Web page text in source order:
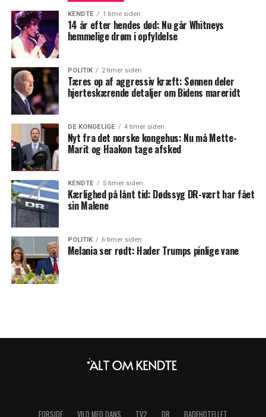
KENDTE 1 time siden
14 år efter hendes død: Nu går Whitneys
hemmelige drøm i opfyldelse
POLITIK 2 timer siden
Tæres op af aggressiv kræft: Sønnen deler
hjerteskærende detaljer om Bidens mareridt
DE KONGELIGE 4 timer siden
Nyt fra det norske kongehus: Nu må Mette-
Marit og Haakon tage afsked
KENDTE 5 timer siden
Kærlighed på lånt tid: Dødssyg DR-vært har fået
sin Malene
POLITIK 6 timer siden
Melania ser rødt: Hader Trumps pinlige vane
FORSIDE VILD MED DANS TV2 DR BADEHOTELLET